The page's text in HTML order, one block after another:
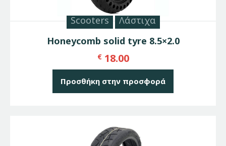
Scooters
Λάστιχα
Honeycomb solid tyre 8.5×2.0
€ 18.00
Προσθήκη στην προσφορά